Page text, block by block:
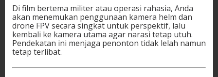
Di film bertema militer atau operasi rahasia, Anda
akan menemukan penggunaan kamera helm dan
drone FPV secara singkat untuk perspektif, lalu
kembali ke kamera utama agar narasi tetap utuh.
Pendekatan ini menjaga penonton tidak lelah namun
tetap terlibat.